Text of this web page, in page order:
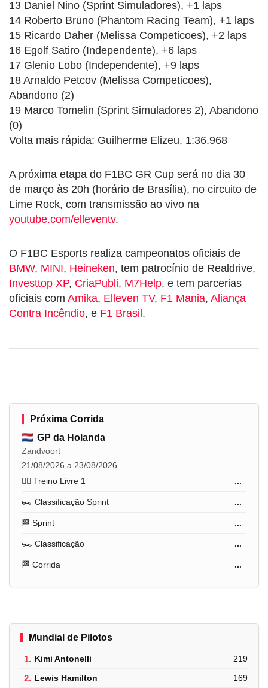
13 Daniel Nino (Sprint Simuladores), +1 laps
14 Roberto Bruno (Phantom Racing Team), +1 laps
15 Ricardo Daher (Melissa Competicoes), +2 laps
16 Egolf Satiro (Independente), +6 laps
17 Glenio Lobo (Independente), +9 laps
18 Arnaldo Petcov (Melissa Competicoes),
Abandono (2)
19 Marco Tomelin (Sprint Simuladores 2), Abandono
(0)
Volta mais rápida: Guilherme Elizeu, 1:36.968
A próxima etapa do F1BC GR Cup será no dia 30
de março às 20h (horário de Brasília), no circuito de
Lime Rock, com transmissão ao vivo na
youtube.com/elleventv.
O F1BC Esports realiza campeonatos oficiais de
BMW, MINI, Heineken, tem patrocínio de Realdrive,
Investtop XP, CriaPubli, M7Help, e tem parcerias
oficiais com Amika, Elleven TV, F1 Mania, Aliança
Contra Incêndio, e F1 Brasil.
Próxima Corrida
GP da Holanda
Zandvoort
21/08/2026 a 23/08/2026
🏋️‍♂️ Treino Livre 1
...
🏎️ Classificação Sprint ...
🏁 Sprint ...
🏎️ Classificação ...
🏁 Corrida ...
Mundial de Pilotos
1. Kimi Antonelli 219
2. Lewis Hamilton 169